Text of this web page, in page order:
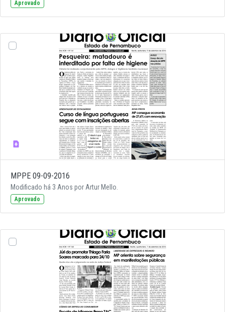
Aprovado
MPPE 09-09-2016
Modificado há 3 Anos por Artur Mello.
Aprovado